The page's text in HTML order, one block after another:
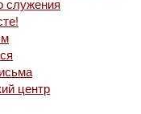
служения
центр